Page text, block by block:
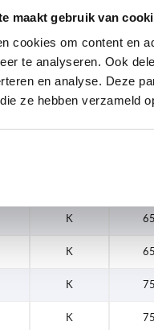
maakt gebruik van
cookies om content en
te analyseren. Ook
en analyse. Deze
ze hebben verzameld
wordt meerdere keren per
laatste stap voordat je je
verzenddatum.
Vorm A
K 65
K 65
K 75
K 75